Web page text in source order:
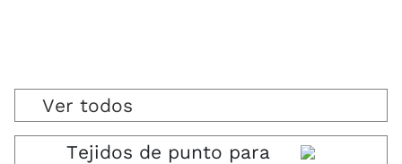
Ver todos
Tejidos de punto para